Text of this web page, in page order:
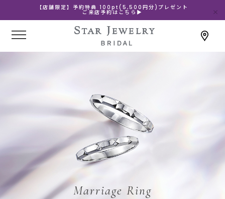
【店舗限定】予約特典 100pt(5,500円分)プレゼント
ご来店予約はこちら▶
Marriage Ring